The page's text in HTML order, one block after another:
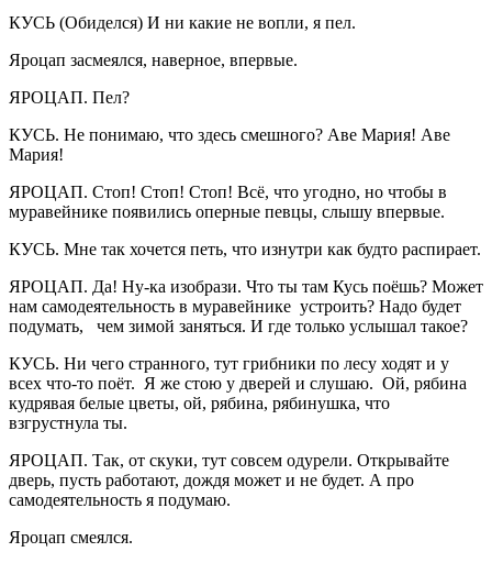
КУСЬ (Обиделся) И ни какие не вопли, я пел.
Яроцап засмеялся, наверное, впервые.
ЯРОЦАП. Пел?
КУСЬ. Не понимаю, что здесь смешного? Аве Мария! Аве
Мария!
ЯРОЦАП. Стоп! Стоп! Стоп! Всё, что угодно, но чтобы в
муравейнике появились оперные певцы, слышу впервые.
КУСЬ. Мне так хочется петь, что изнутри как будто распирает.
ЯРОЦАП. Да! Ну-ка изобрази. Что ты там Кусь поёшь? Может
нам самодеятельность в муравейнике устроить? Надо будет
подумать, чем зимой заняться. И где только услышал такое?
КУСЬ. Ни чего странного, тут грибники по лесу ходят и у
всех что-то поёт. Я же стою у дверей и слушаю. Ой, рябина
кудрявая белые цветы, ой, рябина, рябинушка, что
взгрустнула ты.
ЯРОЦАП. Так, от скуки, тут совсем одурели. Открывайте
дверь, пусть работают, дождя может и не будет. А про
самодеятельность я подумаю.
Яроцап смеялся.